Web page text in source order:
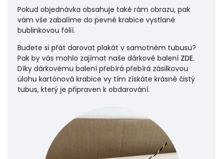
Pokud objednávka obsahuje také rám obrazu, pak
vám vše zabalíme do pevné krabice vystlané
bublinkovou fólií.
Budete si přát darovat plakát v samotném tubusu?
Pak by vás mohlo zajímat naše dárkové balení ZDE.
Díky dárkovému balení přebírá přebírá zásilkovou
úlohu kartónová krabice vy tím získáte krásně čistý
tubus, který je připraven k obdarování.